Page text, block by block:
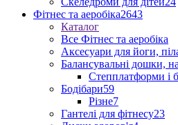
Фітнес та аеробіка2643
Каталог
Все Фітнес та аеробіка
Аксесуари для йоги,
Балансувальні дошки,
Степплатформи і
Бодібари59
Різне7
Гантелі для фітнесу23